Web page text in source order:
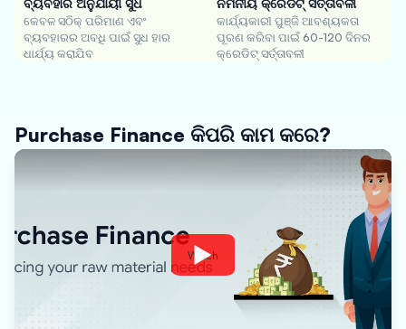
କେବଳ ସଠିକ୍ ପରିମାଣ ଏବଂ
ବ୍ୟବହାରର ଅବଧି ପାଇଁ ସୁଧ ହାର
ଧାର୍ଯ୍ୟ କରାଯିବ
କାର୍ଯ୍ୟକାରୀ ପୁଞ୍ଜି ଆବଶ୍ୟକତା
ପୂରଣ କରିବା ପାଇଁ 60-120 ଦିନର
କ୍ରେଡିଟ୍ ସର୍ତ୍ତାବଳୀ
Purchase Finance କିପରି କାମ କରେ?
Watch